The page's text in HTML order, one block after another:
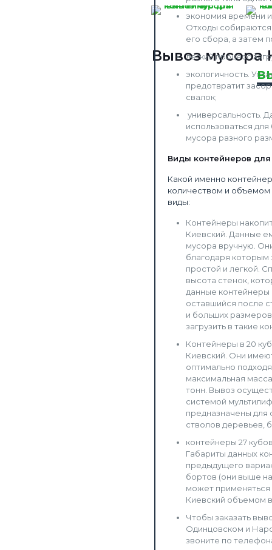
Вывоз мусора
экономия времени и
Отходы
его сбора, а затем
легкий процесс
экологичность.
предотвратит
свалок;
универсальность.
использоваться
мусора разного
Виды контейнеров
Какой именно
количеством и объемом
виды:
Контейнеры
Киевский. Данные
мусора вручную.
благодаря которым
простой и легкой.
высота стенок,
данные
оставшийся после
и больших
загрузить в такие
Контейнеры в 20
Киевский. Они
оптимально
максимальная
тонн. Вывоз
системой
предназначены
стволов деревьев,
контейнеры 27
Габариты данных
предыдущего
бортов (они выше
может
Киевский объемом
Чтобы заказать
Одинцовском и
звоните по